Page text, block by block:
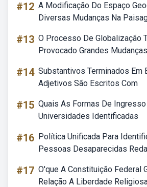
#12 A Modificação Do Espaço
Diversas Mudanças Na
#13 O Processo De Globalização
Provocado Grandes Mudanças
#14 Substantivos Terminados Em
Adjetivos São Escritos Com
#15 Quais As Formas De
Universidades Identificadas
#16 Política Unificada Para
Pessoas Desaparecidas
#17 O'que A Constituição Federal
Relação A Liberdade